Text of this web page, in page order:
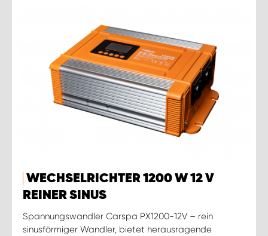
WECHSELRICHTER 1200 W 12 V
REINER SINUS
Spannungswandler Carspa PX1200-12V – rein
sinusförmiger Wandler, bietet herausragende